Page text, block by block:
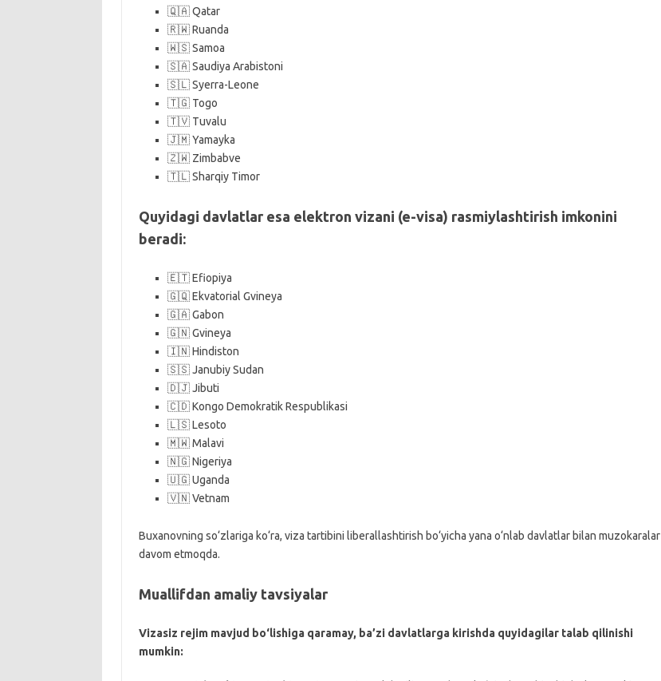
🇶🇦 Qatar
🇷🇼 Ruanda
🇼🇸 Samoa
🇸🇦 Saudiya Arabistoni
🇸🇱 Syerra-Leone
🇹🇬 Togo
🇹🇻 Tuvalu
🇯🇲 Yamayka
🇿🇼 Zimbabve
🇹🇱 Sharqiy Timor
Quyidagi davlatlar esa elektron vizani (e-visa) rasmiylashtirish imkonini
beradi:
🇪🇹 Efiopiya
🇬🇶 Ekvatorial Gvineya
🇬🇦 Gabon
🇬🇳 Gvineya
🇮🇳 Hindiston
🇸🇸 Janubiy Sudan
🇩🇯 Jibuti
🇨🇩 Kongo Demokratik Respublikasi
🇱🇸 Lesoto
🇲🇼 Malavi
🇳🇬 Nigeriya
🇺🇬 Uganda
🇻🇳 Vetnam
Buxanovning so‘zlariga ko‘ra, viza tartibini liberallashtirish bo‘yicha yana o‘nlab davlatlar bilan muzokaralar
davom etmoqda.
Muallifdan amaliy tavsiyalar
Vizasiz rejim mavjud bo‘lishiga qaramay, ba’zi davlatlarga kirishda quyidagilar talab qilinishi
mumkin: